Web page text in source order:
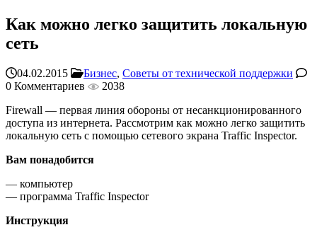
Как можно легко защитить локальную
сеть
04.02.2015 Бизнес, Советы от технической поддержки
0 Комментариев
2038
Firewall — первая линия обороны от несанкционированного
доступа из интернета. Рассмотрим как можно легко защитить
локальную сеть с помощью сетевого экрана Traffic Inspector.
Вам понадобится
— компьютер
— программа Traffic Inspector
Инструкция